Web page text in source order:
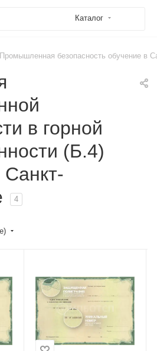
Каталог
Промышленная безопасность обучение в
в горной
(Б.4)
Санкт-
4